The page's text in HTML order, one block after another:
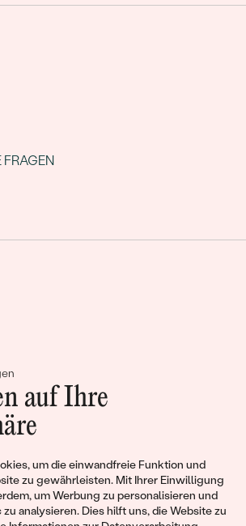
auf Ihre
um die einwandfreie Funktion und
zu gewährleisten. Mit Ihrer Einwilligung
um Werbung zu personalisieren und
analysieren. Dies hilft uns, die Website zu
FRAGEN
erschaffen wir
von Schönheit und